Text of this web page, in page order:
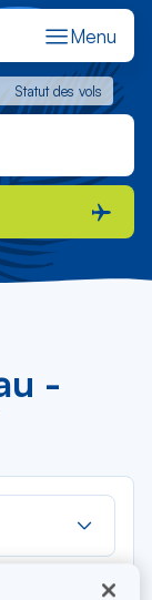
Menu
Statut des vols
Statut des vols
-